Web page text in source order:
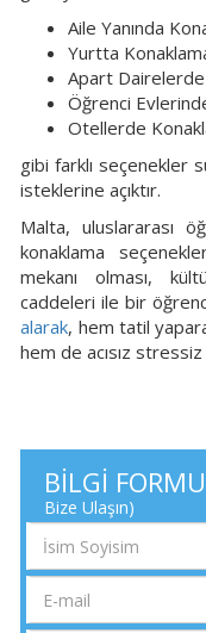
Aile Yanında
Yurtta
Apart
Öğrenci
Otellerde
gibi farklı seçenekler
isteklerine açıktır.
Malta, uluslararası
konaklama
mekanı olması,
caddeleri ile bir
alarak, hem tatil
hem de acısız
BİLGİ
Bize Ulaşın)